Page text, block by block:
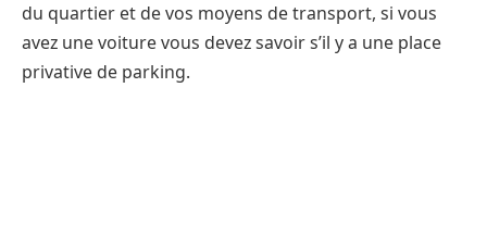
du quartier et de vos moyens de transport, si vous
avez une voiture vous devez savoir s’il y a une place
privative de parking.